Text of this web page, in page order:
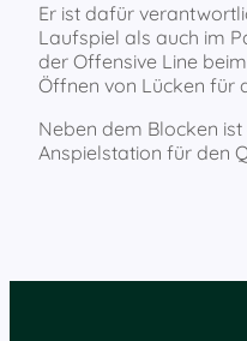
Er ist dafür
Laufspiel als auch im
der Offensive Line
Öffnen von Lücken für
Neben dem Blocken
Anspielstation für den